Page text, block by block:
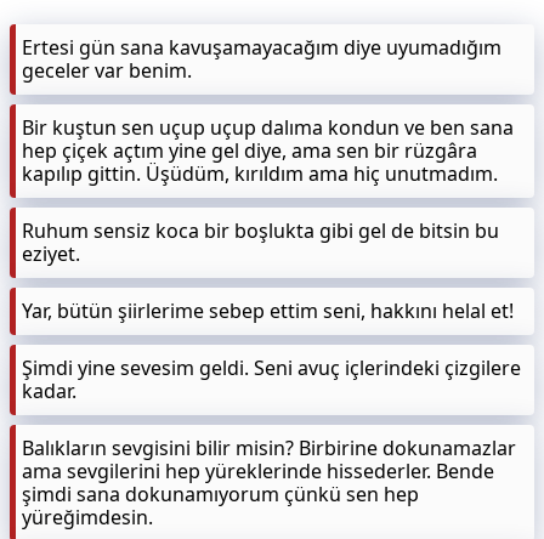
Ertesi gün sana kavuşamayacağım diye uyumadığım
geceler var benim.
Bir kuştun sen uçup uçup dalıma kondun ve ben sana
hep çiçek açtım yine gel diye, ama sen bir rüzgâra
kapılıp gittin. Üşüdüm, kırıldım ama hiç unutmadım.
Ruhum sensiz koca bir boşlukta gibi gel de bitsin bu
eziyet.
Yar, bütün şiirlerime sebep ettim seni, hakkını helal et!
Şimdi yine sevesim geldi. Seni avuç içlerindeki çizgilere
kadar.
Balıkların sevgisini bilir misin? Birbirine dokunamazlar
ama sevgilerini hep yüreklerinde hissederler. Bende
şimdi sana dokunamıyorum çünkü sen hep
yüreğimdesin.